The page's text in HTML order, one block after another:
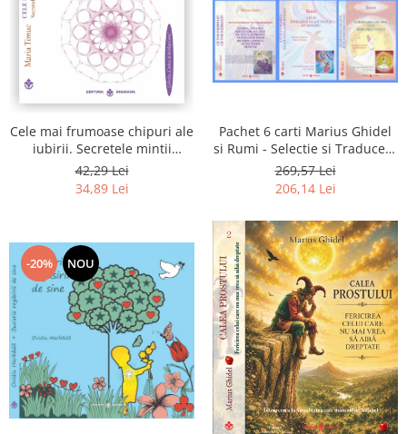
Cele mai frumoase chipuri ale
iubirii. Secretele mintii
omenesti in opera marelui
initiat, Rumi
42,29 Lei
34,89 Lei
Pachet 6 carti Marius Ghidel
si Rumi - Selectie si Traducere
de Marius Ghidel
269,57 Lei
206,14 Lei
-20% NOU